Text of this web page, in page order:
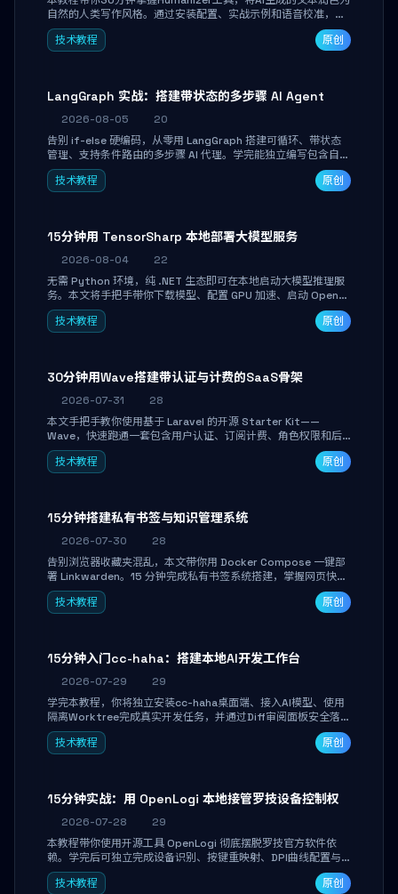
自然的人类写作风格。通过安装配置、实战示例和语音校准，让
你的内容告别AI痕迹，匹配个人写作习惯，适合内容创作者和技
术博主。
技术教程 原创
LangGraph 实战：搭建带状态的多步骤 AI Agent
2026-08-05
20
告别 if-else 硬编码，从零用 LangGraph 搭建可循环、带状态
管理、支持条件路由的多步骤 AI 代理。学完能独立编写包含自动
决策、工具调用和持久化状态的复杂工作流，并避开递归溢出、
状态丢失等常见坑点。
技术教程 原创
15分钟用 TensorSharp 本地部署大模型服务
2026-08-04
22
无需 Python 环境，纯 .NET 生态即可在本地启动大模型推理服
务。本文将手把手带你下载模型、配置 GPU 加速、启动 OpenAI
兼容 API，并在 C# 业务代码中无缝调用。数据不出网，零门槛
搞定本地 LLM 部署。
技术教程 原创
30分钟用Wave搭建带认证与计费的SaaS骨架
2026-07-31
28
本文手把手教你使用基于 Laravel 的开源 Starter Kit——
Wave，快速跑通一套包含用户认证、订阅计费、角色权限和后
台管理的完整 SaaS 骨架。附带 Stripe 测试支付对接与自定义
业务页面开发实战，助你省去重复基建时间，将精力聚焦于核心
技术教程 原创
15分钟搭建私有书签与知识管理系统
2026-07-30
28
告别浏览器收藏夹混乱，本文带你用 Docker Compose 一键部
署 Linkwarden。15 分钟完成私有书签系统搭建，掌握网页快照
归档、高亮批注、分类管理与全文搜索。适合开发者与知识工作
者打造个人知识库，资料统一归档，随时检索。
技术教程 原创
15分钟入门cc-haha：搭建本地AI开发工作台
2026-07-29
29
学完本教程，你将独立安装cc-haha桌面端、接入AI模型、使用
隔离Worktree完成真实开发任务，并通过Diff审阅面板安全落地
AI代码改写。告别终端黑盒操作，让AI在沙箱环境中工作，你只
做审阅和决策。
技术教程 原创
15分钟实战：用 OpenLogi 本地接管罗技设备控制权
2026-07-28
29
本教程带你使用开源工具 OpenLogi 彻底摆脱罗技官方软件依
赖。学完后可独立完成设备识别、按键重映射、DPI曲线配置与
SmartShift调节，实现完全离线控制，保护隐私并释放硬件性
能。
技术教程 原创